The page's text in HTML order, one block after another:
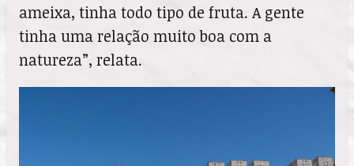
ameixa, tinha todo tipo de fruta. A gente
tinha uma relação muito boa com a
natureza”, relata.